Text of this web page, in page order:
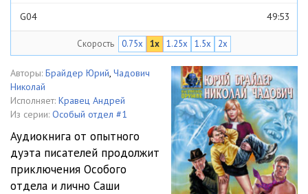
G04 49:53
G06 51:08
G07 43:15
48:13
G09 43:34
G10 47:32
Скорость 0.75x 1x 1.25x 1.5x 2x
Авторы: Брайдер Юрий, Чадович
Николай
Исполняет: Кравец Андрей
Из серии: Особый отдел #1
Аудиокнига от опытного
дуэта писателей продолжит
приключения Особого
отдела и лично Саши